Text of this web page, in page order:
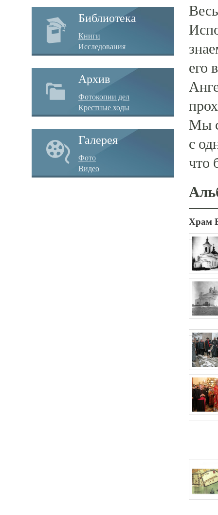
Библиотека
Книги
Исследования
Архив
Фотокопии дел
Крестные ходы
Галерея
Фото
Видео
его
Мы
с
что
Храм